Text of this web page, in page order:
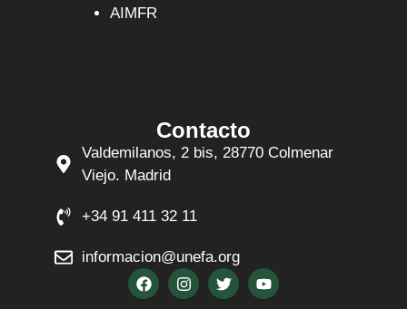
AIMFR
Contacto
Valdemilanos, 2 bis, 28770 Colmenar
Viejo. Madrid
+34 91 411 32 11
informacion@unefa.org